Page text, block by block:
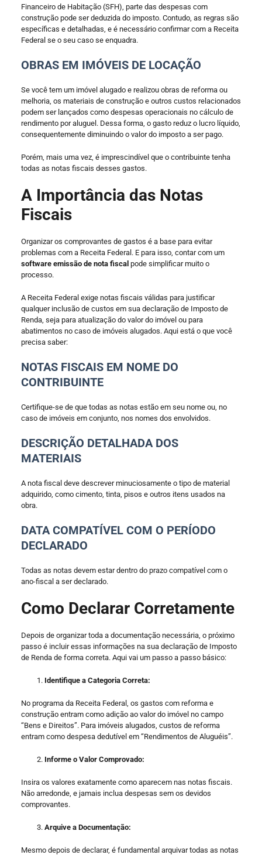
Financeiro de Habitação (SFH), parte das despesas com
construção pode ser deduzida do imposto. Contudo, as regras são
específicas e detalhadas, e é necessário confirmar com a Receita
Federal se o seu caso se enquadra.
OBRAS EM IMÓVEIS DE LOCAÇÃO
Se você tem um imóvel alugado e realizou obras de reforma ou
melhoria, os materiais de construção e outros custos relacionados
podem ser lançados como despesas operacionais no cálculo de
rendimento por aluguel. Dessa forma, o gasto reduz o lucro líquido,
consequentemente diminuindo o valor do imposto a ser pago.
Porém, mais uma vez, é imprescindível que o contribuinte tenha
todas as notas fiscais desses gastos.
A Importância das Notas
Fiscais
Organizar os comprovantes de gastos é a base para evitar
problemas com a Receita Federal. E para isso, contar com um
software emissão de nota fiscalpode simplificar muito o
processo.
A Receita Federal exige notas fiscais válidas para justificar
qualquer inclusão de custos em sua declaração de Imposto de
Renda, seja para atualização do valor do imóvel ou para
abatimentos no caso de imóveis alugados. Aqui está o que você
precisa saber:
NOTAS FISCAIS EM NOME DO
CONTRIBUINTE
Certifique-se de que todas as notas estão em seu nome ou, no
caso de imóveis em conjunto, nos nomes dos envolvidos.
DESCRIÇÃO DETALHADA DOS
MATERIAIS
A nota fiscal deve descrever minuciosamente o tipo de material
adquirido, como cimento, tinta, pisos e outros itens usados na
obra.
DATA COMPATÍVEL COM O PERÍODO
DECLARADO
Todas as notas devem estar dentro do prazo compatível com o
ano-fiscal a ser declarado.
Como Declarar Corretamente
Depois de organizar toda a documentação necessária, o próximo
passo é incluir essas informações na sua declaração de Imposto
de Renda de forma correta. Aqui vai um passo a passo básico:
Identifique a Categoria Correta:
No programa da Receita Federal, os gastos com reforma e
construção entram como adição ao valor do imóvel no campo
“Bens e Direitos”. Para imóveis alugados, custos de reforma
entram como despesa dedutível em “Rendimentos de Aluguéis”.
Informe o Valor Comprovado:
Insira os valores exatamente como aparecem nas notas fiscais.
Não arredonde, e jamais inclua despesas sem os devidos
comprovantes.
Arquive a Documentação:
Mesmo depois de declarar, é fundamental arquivar todas as notas